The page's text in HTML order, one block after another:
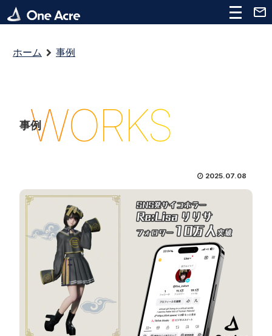
ホーム 事例
事例WORKS
2025.07.08